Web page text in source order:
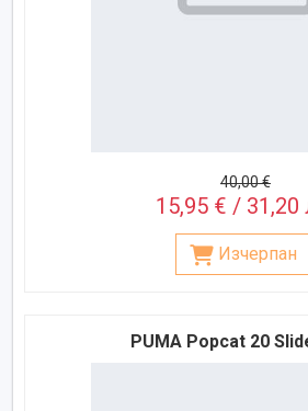
40,00 €
15,95 € / 31,20
Изчерпан
PUMA Popcat 20